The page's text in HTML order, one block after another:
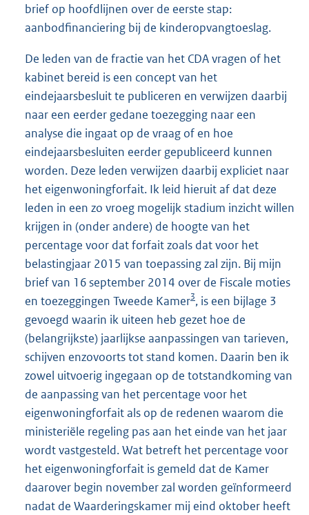
brief op hoofdlijnen over de eerste stap:
aanbodfinanciering bij de kinderopvangtoeslag.
De leden van de fractie van het CDA vragen of het
kabinet bereid is een concept van het
eindejaarsbesluit te publiceren en verwijzen daarbij
naar een eerder gedane toezegging naar een
analyse die ingaat op de vraag of en hoe
eindejaarsbesluiten eerder gepubliceerd kunnen
worden. Deze leden verwijzen daarbij expliciet naar
het eigenwoningforfait. Ik leid hieruit af dat deze
leden in een zo vroeg mogelijk stadium inzicht willen
krijgen in (onder andere) de hoogte van het
percentage voor dat forfait zoals dat voor het
belastingjaar 2015 van toepassing zal zijn. Bij mijn
brief van 16 september 2014 over de Fiscale moties
en toezeggingen Tweede Kamer3, is een bijlage 3
gevoegd waarin ik uiteen heb gezet hoe de
(belangrijkste) jaarlijkse aanpassingen van tarieven,
schijven enzovoorts tot stand komen. Daarin ben ik
zowel uitvoerig ingegaan op de totstandkoming van
de aanpassing van het percentage voor het
eigenwoningforfait als op de redenen waarom die
ministeriële regeling pas aan het einde van het jaar
wordt vastgesteld. Wat betreft het percentage voor
het eigenwoningforfait is gemeld dat de Kamer
daarover begin november zal worden geïnformeerd
nadat de Waarderingskamer mij eind oktober heeft